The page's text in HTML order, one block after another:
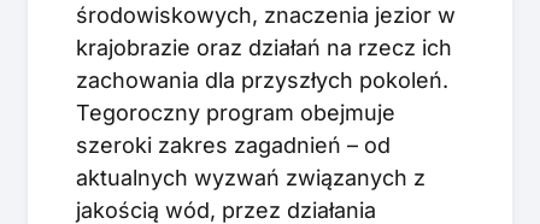
środowiskowych, znaczenia jezior w
krajobrazie oraz działań na rzecz ich
zachowania dla przyszłych pokoleń.
Tegoroczny program obejmuje
szeroki zakres zagadnień – od
aktualnych wyzwań związanych z
jakością wód, przez działania